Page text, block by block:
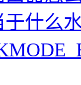
于什么